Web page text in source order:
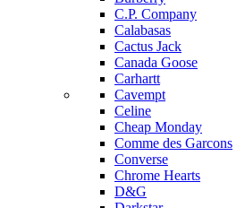
C.P. Company
Calabasas
Cactus Jack
Canada Goose
Carhartt
Cavempt
Celine
Cheap Monday
Comme des Garcons
Converse
Chrome Hearts
D&G